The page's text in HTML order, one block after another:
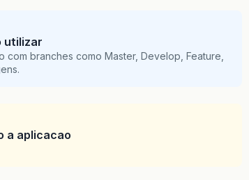
utilizar
branches como Master, Develop, Feature,
a aplicacao